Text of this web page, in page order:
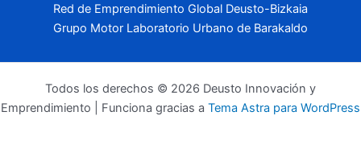
Red de Emprendimiento Global Deusto-Bizkaia
Grupo Motor Laboratorio Urbano de Barakaldo
Todos los derechos © 2026 Deusto Innovación y
Emprendimiento | Funciona gracias a Tema Astra para WordPress